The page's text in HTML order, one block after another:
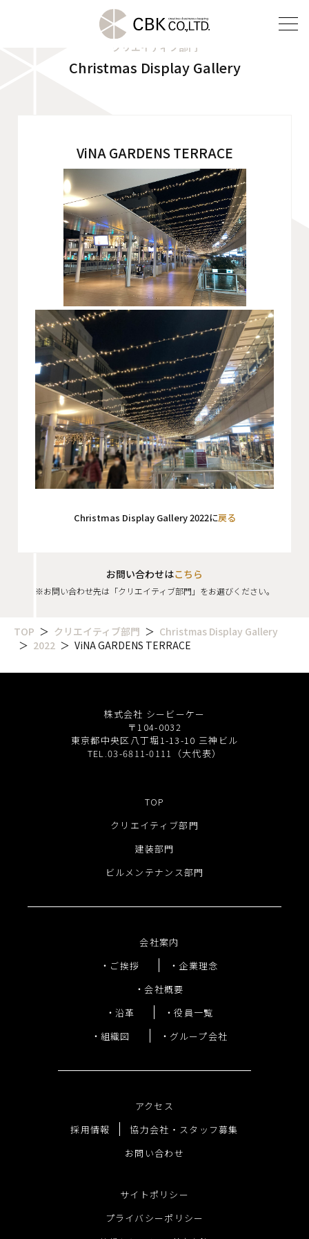
建装部門
ビルメンテナンス部門
会社案内
ご挨拶
企業理念
会社概要
沿革
役員一覧
組織図
グループ会社
アクセス
採用情報
お問い合わせ
クリエイティブ部門
Christmas Display Gallery
ViNA GARDENS TERRACE
Christmas Display Gallery 2022に戻る
お問い合わせはこちら
※お問い合わせ先は「クリエイティブ部門」をお選びください。
TOP クリエイティブ部門
Christmas Display Gallery
2022
ViNA GARDENS TERRACE
株式会社 シービーケー
〒104-0032
東京都中央区八丁堀1-13-10 三神ビル
TEL.03-6811-0111（大代表）
TOP
クリエイティブ部門
建装部門
ビルメンテナンス部門
会社案内
ご挨拶
企業理念
会社概要
沿革
役員一覧
組織図
グループ会社
アクセス
採用情報
協力会社・スタッフ募集
お問い合わせ
サイトポリシー
プライバシーポリシー